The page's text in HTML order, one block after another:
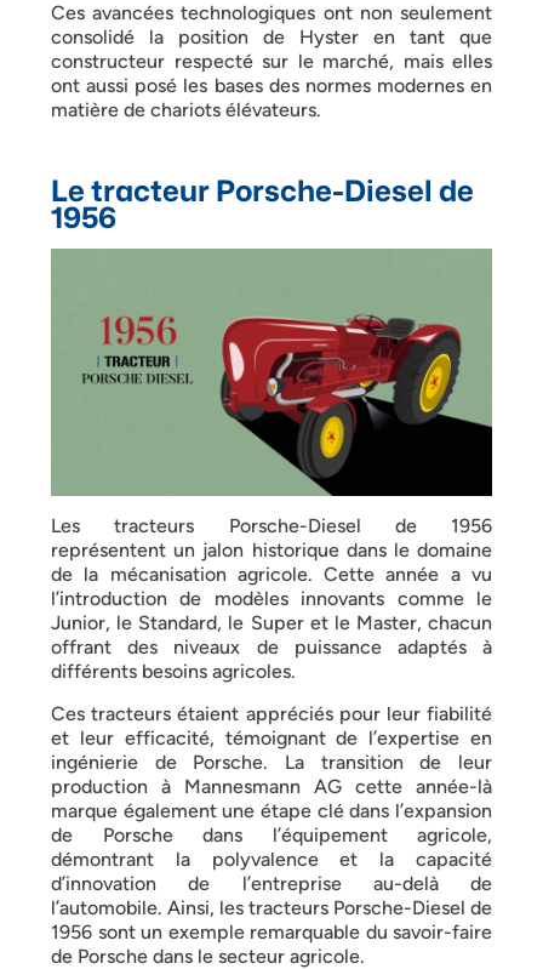
Ces avancées technologiques ont non seulement
consolidé la position de Hyster en tant que
constructeur respecté sur le marché, mais elles
ont aussi posé les bases des normes modernes en
matière de chariots élévateurs.
Le tracteur Porsche-Diesel de
1956
Les tracteurs Porsche-Diesel de 1956
représentent un jalon historique dans le domaine
de la mécanisation agricole. Cette année a vu
l’introduction de modèles innovants comme le
Junior, le Standard, le Super et le Master, chacun
offrant des niveaux de puissance adaptés à
différents besoins agricoles.
Ces tracteurs étaient appréciés pour leur fiabilité
et leur efficacité, témoignant de l’expertise en
ingénierie de Porsche. La transition de leur
production à Mannesmann AG cette année-là
marque également une étape clé dans l’expansion
de Porsche dans l’équipement agricole,
démontrant la polyvalence et la capacité
d’innovation de l’entreprise au-delà de
l’automobile. Ainsi, les tracteurs Porsche-Diesel de
1956 sont un exemple remarquable du savoir-faire
de Porsche dans le secteur agricole.